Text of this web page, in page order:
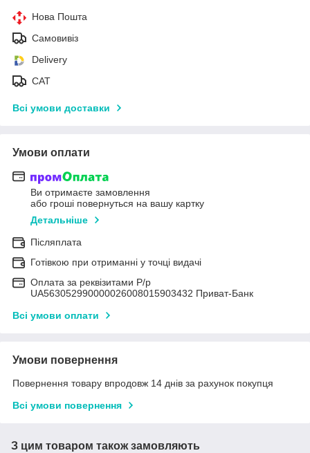
Нова Пошта
Самовивіз
Delivery
САТ
Всі умови доставки
Умови оплати
Ви отримаєте замовлення
або гроші повернуться на вашу картку
Детальніше
Післяплата
Готівкою при отриманні у точці видачі
Оплата за реквізитами Р/р
UA563052990000026008015903432 Приват-Банк
Всі умови оплати
Умови повернення
Повернення товару впродовж 14 днів за рахунок покупця
Всі умови повернення
З цим товаром також замовляють